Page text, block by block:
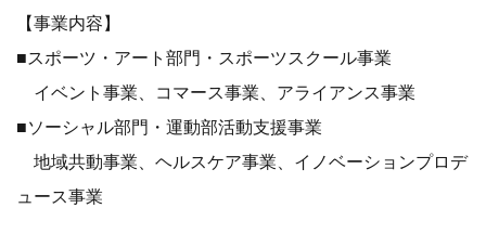
【事業内容】
■スポーツ・アート部門・スポーツスクール事業
イベント事業、コマース事業、アライアンス事業
■ソーシャル部門・運動部活動支援事業
地域共動事業、ヘルスケア事業、イノベーションプロデ
ュース事業